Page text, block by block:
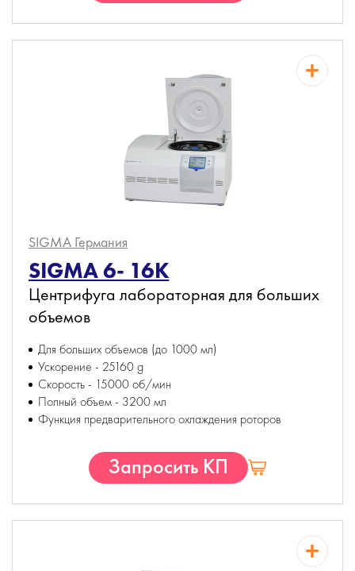
SIGMA Германия
SIGMA 6- 16К
Центрифуга лабораторная для больших
объемов
Для больших объемов (до 1000 мл)
Ускорение - 25160 g
Скорость - 15000 об/мин
Полный объем - 3200 мл
Функция предварительного охлаждения роторов
Запросить КП